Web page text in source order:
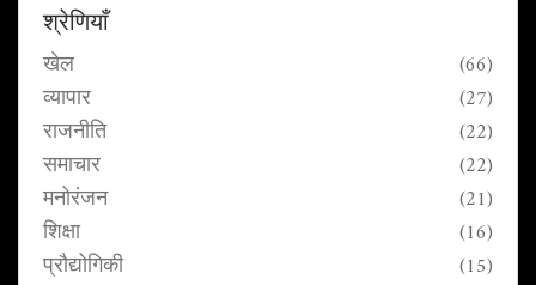
श्रेणियाँ
खेल (66)
व्यापार (27)
राजनीति (22)
समाचार (22)
मनोरंजन (21)
शिक्षा (16)
प्रौद्योगिकी (15)